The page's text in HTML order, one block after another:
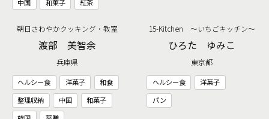
中国 和菓子 紅茶
朝日さわやかクッキング・教室
渡部 美智余
兵庫県
ヘルシー食 洋菓子
和食
整理収納
中国
和菓子
15-Kitchen ～いちごキッチン～
ひろた ゆみこ
東京都
ヘルシー食
洋菓子
パン